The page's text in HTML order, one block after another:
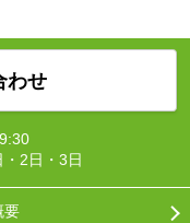
わせ
2日・3日
要